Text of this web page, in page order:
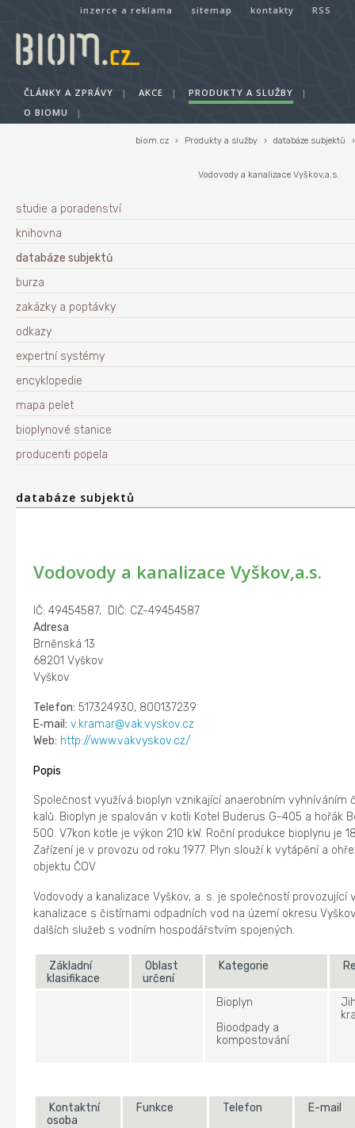
inzerce a reklama sitemap kontakty RSS
ČLÁNKY A ZPRÁVY | AKCE | PRODUKTY A SLUŽBY
|
O BIOMU
|
biom.cz › Produkty a služby › databáze subjektů ›
Vodovody a kanalizace Vyškov,a.s.
studie a poradenství
knihovna
databáze subjektů
burza
zakázky a poptávky
odkazy
expertní systémy
encyklopedie
mapa pelet
bioplynové stanice
producenti popela
databáze subjektů
Vodovody a kanalizace Vyškov,a.s.
IČ: 49454587, DIČ: CZ-49454587
Adresa
Brněnská 13
68201 Vyškov
Vyškov
Telefon: 517324930, 800137239
E‑mail: v.kramar@vak.vyskov.cz
Web: http://www.vakvyskov.cz/
Popis
Společnost využívá bioplyn vznikající anaerobním vyhníváním
kalů. Bioplyn je spalován v kotli Kotel Buderus G-405 a hořák
500. V7kon kotle je výkon 210 kW. Roční produkce bioplynu je
Zařízení je v provozu od roku 1977. Plyn slouží k vytápění a
objektu ČOV
Vodovody a kanalizace Vyškov, a. s. je společností provozující
kanalizace s čistírnami odpadních vod na území okresu
dalších služeb s vodním hospodářstvím spojených.
Základní
klasifikace
Oblast
určení
Kategorie
Bioplyn
Bioodpady a
kompostování
Kontaktní
osoba
Funkce Telefon E-mail